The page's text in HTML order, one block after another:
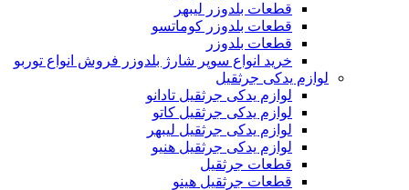
قطعات بلدوزر لیبهر
قطعات بلدوزر کوماتسو
قطعات بلدوزر
خرید انواع سوپر شارژ بلدوزر فروش انواع توربو
لوازم یدکی جرثقیل
لوازم یدکی جرثقیل تادانو
لوازم یدکی جرثقیل کاتو
لوازم یدکی جرثقیل لیبهر
لوازم یدکی جرثقیل هنیو
قطعات جرثقیل
قطعات جرثقیل هینو